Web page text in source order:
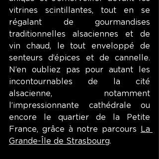
vitrines scintillantes, tout en se
régalant de gourmandises
traditionnelles alsaciennes et de
vin chaud, le tout enveloppé de
senteurs d’épices et de cannelle.
N’en oubliez pas pour autant les
incontournables de la cité
alsacienne, notamment
l’impressionnante cathédrale ou
encore le quartier de la Petite
France, grâce à notre parcours
La
Grande-Île de Strasbourg.